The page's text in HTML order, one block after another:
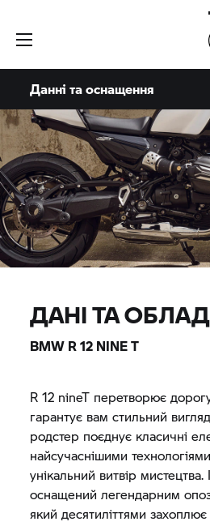
Данні та оснащення
ДАНІ ТА
BMW R 12 NINE T
R 12 nineT перетворює
гарантує вам стильний
родстер поєднує класичні
найсучаснішими
унікальний витвір
оснащений легендарним
який десятиліттями